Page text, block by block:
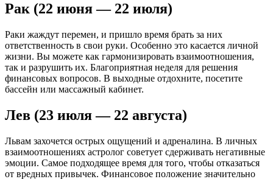
Рак (22 июня — 22 июля)
Раки жаждут перемен, и пришло время брать за них
ответственность в свои руки. Особенно это касается личной
жизни. Вы можете как гармонизировать взаимоотношения,
так и разрушить их. Благоприятная неделя для решения
финансовых вопросов. В выходные отдохните, посетите
бассейн или массажный кабинет.
Лев (23 июля — 22 августа)
Львам захочется острых ощущений и адреналина. В личных
взаимоотношениях астролог советует сдерживать негативные
эмоции. Самое подходящее время для того, чтобы отказаться
от вредных привычек. Финансовое положение значительно